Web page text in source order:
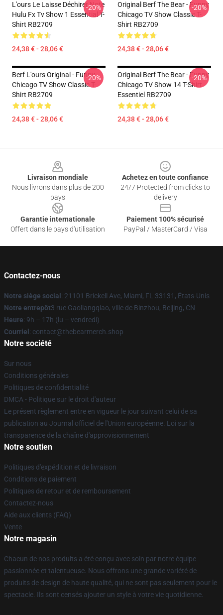
L'ours Le Laisse Déchirer Note
Hulu Fx Tv Show 1 Essential T-
Shirt RB2709
24,38 € - 28,06 €
-20%
Original Berf The Bear - Funny
Chicago TV Show Classic T-
Shirt RB2709
24,38 € - 28,06 €
-20%
Berf L'ours Original - Funny
Chicago TV Show Classic T-
Shirt RB2709
24,38 € - 28,06 €
-20%
Original Berf The Bear - Funny
Chicago TV Show 14 T-Shirt
Essentiel RB2709
24,38 € - 28,06 €
-20%
Livraison mondiale
Nous livrons dans plus de 200
pays
Achetez en toute confiance
24/7 Protected from clicks to
delivery
Garantie internationale
Offert dans le pays d'utilisation
Paiement 100% sécurisé
PayPal / MasterCard / Visa
Contactez-nous
Notre siège social : 21101 Brickell Ave, Miami, FL 33131, États-Unis
Notre entrepôt3 rue Gaoliangqiao, ville de Binzhou, Beijing, CN
Heure: 9h – 17h (lu – vendredi)
Courriel : contact@thebearmerch.shop
Notre société
Sur nous
Conditions générales
Politiques de confidentialité
DMCA - Politique sur le droit d'auteur
Le présent règlement entre en vigueur le jour suivant celui de sa
publication au Journal officiel de l'Union européenne. Loi sur la
transparence de la chaîne d'approvisionnement
Notre soutien
Politiques d'expédition et de livraison
Conditions de paiement
Politiques de retour et de remboursement
Contactez-nous
Aide aux clients (FAQ)
Vente
Notre magasin
Chacun de nos produits a été conçu avec soin par notre équipe
passionnée et talentueuse. Nous offrons une grande variété de
produits de design de haute qualité, qui ne sont pas seulement pour le
spectacle. Ils sont censés ajouter un style à votre vie quotidienne.